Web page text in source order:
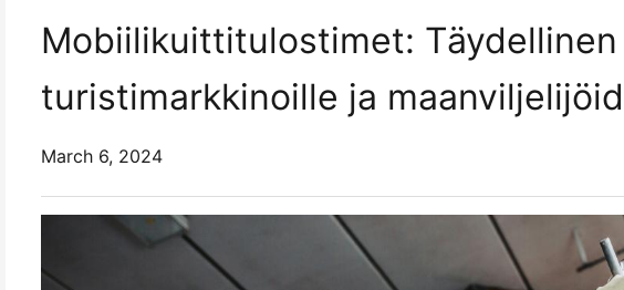
Mobiilikuittitulostimet:
turistimarkkinoille ja
March 6, 2024